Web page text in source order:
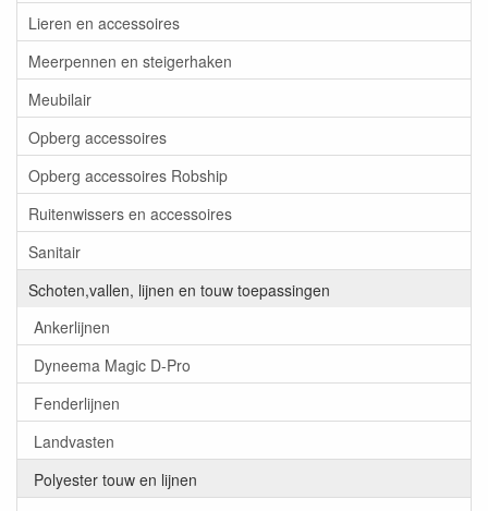
Lieren en accessoires
Meerpennen en steigerhaken
Meubilair
Opberg accessoires
Opberg accessoires Robship
Ruitenwissers en accessoires
Sanitair
Schoten,vallen, lijnen en touw toepassingen
Ankerlijnen
Dyneema Magic D-Pro
Fenderlijnen
Landvasten
Polyester touw en lijnen